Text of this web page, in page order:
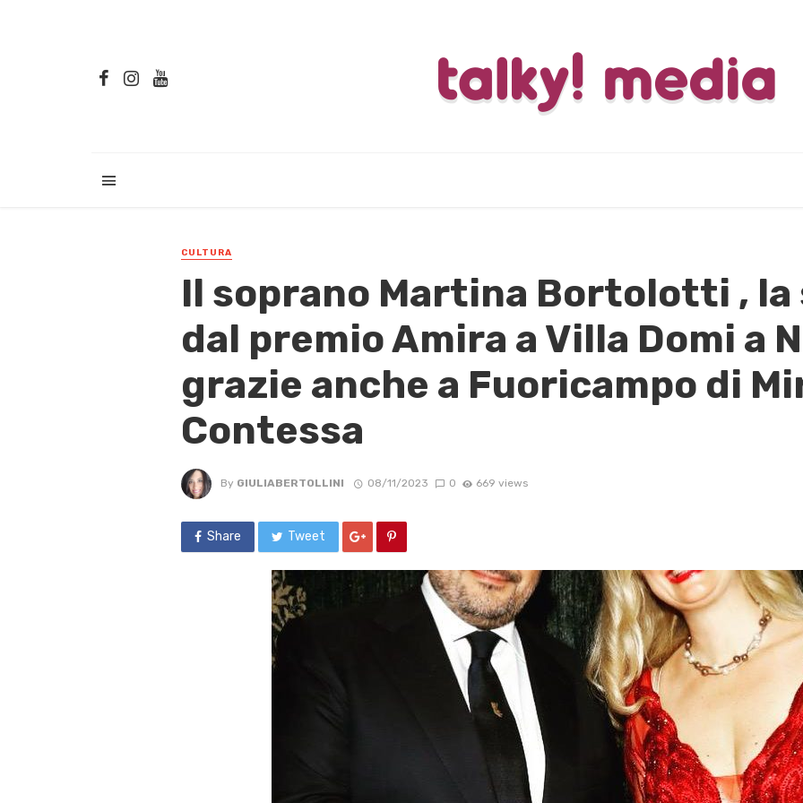
CULTURA
Il soprano Martina Bortolotti , la
dal premio Amira a Villa Domi a
grazie anche a Fuoricampo di
Contessa
By GIULIABERTOLLINI 08/11/2023 0 669 views
Share Tweet